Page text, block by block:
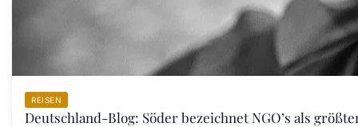
REISEN
Deutschland-Blog: Söder bezeichnet NGO’s als